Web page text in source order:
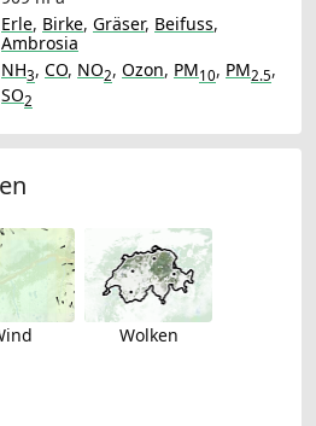
Erle, Birke, Gräser, Beifuss,
Ambrosia
NH3, CO, NO2, Ozon, PM10, PM2.5,
SO2
Wolken